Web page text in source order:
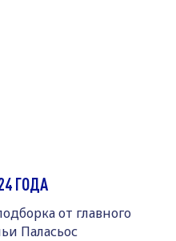
ГОДА
от главного
Паласьос